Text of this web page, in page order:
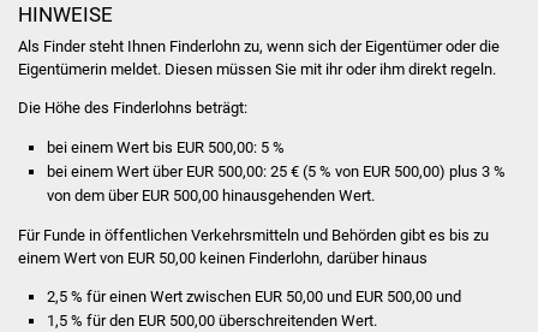
Abfall und Entsorgung
Kultur & Freizeit
Veranstaltungen
Stadtfest
HINWEISE
Als Finder steht Ihnen Finderlohn zu, wenn sich der Eigentümer oder die
Eigentümerin meldet. Diesen müssen Sie mit ihr oder ihm direkt regeln.
Die Höhe des Finderlohns beträgt:
bei einem Wert bis EUR 500,00: 5 %
bei einem Wert über EUR 500,00: 25 € (5 % von EUR 500,00) plus 3 %
von dem über EUR 500,00 hinausgehenden Wert.
Für Funde in öffentlichen Verkehrsmitteln und Behörden gibt es bis zu
einem Wert von EUR 50,00 keinen Finderlohn, darüber hinaus
2,5 % für einen Wert zwischen EUR 50,00 und EUR 500,00 und
1,5 % für den EUR 500,00 überschreitenden Wert.